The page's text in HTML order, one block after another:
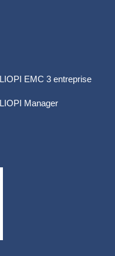
EMC 3 entreprise
Manager